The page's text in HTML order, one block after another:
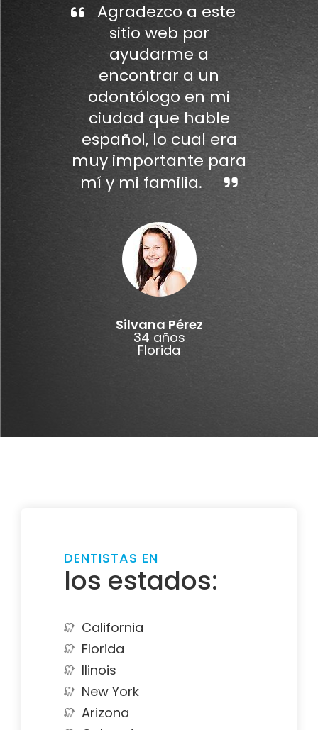
Agradezco a este
sitio web por
ayudarme a
encontrar a un
odontólogo en mi
ciudad que hable
español, lo cual era
muy importante para
mí y mi familia.
Silvana Pérez
34 años
Florida
DENTISTAS EN
los estados:
California
Florida
Ilinois
New York
Arizona